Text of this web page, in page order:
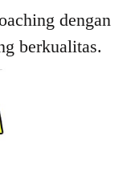
dengan
berkualitas.